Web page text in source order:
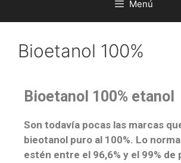
Menú
Bioetanol 100%
Bioetanol 100% etanol
Son todavía pocas las marcas
bieotanol puro al 100%. Lo
estén entre el 96,6% y el 99% de